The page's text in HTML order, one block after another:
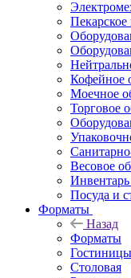
Пекарское
Кофейное
Моечное
Торговое
Весовое
Посуда и
Форматы
Назад
Форматы
Гостиницы
Столовая